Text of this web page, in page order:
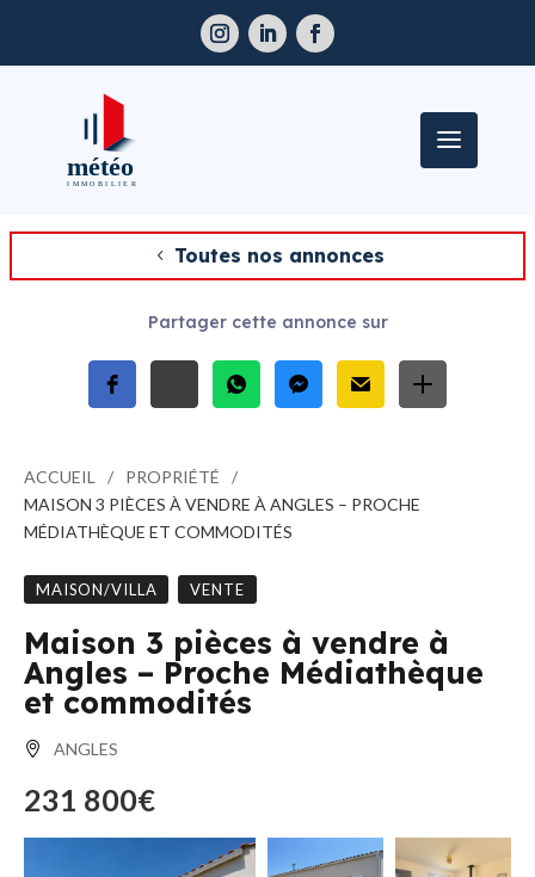
Toutes nos annonces
Partager cette annonce sur
ACCUEIL
PROPRIÉTÉ
MAISON 3 PIÈCES À VENDRE À ANGLES – PROCHE
MÉDIATHÈQUE ET COMMODITÉS
MAISON/VILLA VENTE
Maison 3 pièces à vendre à
Angles – Proche Médiathèque
et commodités
ANGLES
231 800€